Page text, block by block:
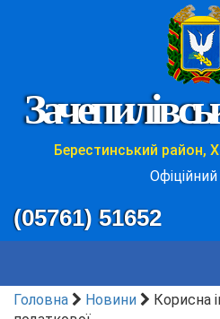
Берестинський район,
(05761) 51652
Головна
Новини
Корисна